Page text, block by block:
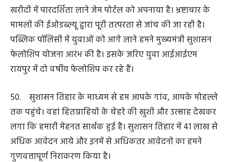
साल भर का कैलेंडर जारी किया गया है।
55. खेल प्रतिभाओं को आगे बढ़ाने के लिए भी हमारी सरकार
लगातार कार्य कर रही है। हम इसके लिए निजी क्षेत्र की भागीदारी
पर भी काम कर रहे हैं। नई औद्योगिक नीति में हमने खेल अकादमी
प्रावधान किये हैं। युवा प्रतिभाओं को बढ़ावा देने के लिए हमने युवा
रत्न सम्मान योजना आरंभ करने का निर्णय लिया है।
56. स्वास्थ्य सेवाओं को सर्वाेच्च प्राथमिकता देते हुए 441 करोड़
रुपए की लागत से हम स्वास्थ्य केंद्रों की व्यवस्था बेहतर कर रहे